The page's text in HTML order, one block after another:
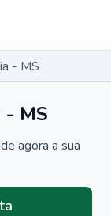
- MS
MS
agora a sua